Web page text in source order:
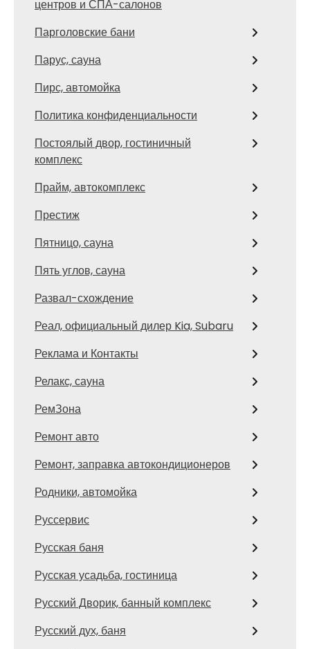
центров и СПА-салонов
Парголовские бани
Парус, сауна
Пирс, автомойка
Политика конфиденциальности
Постоялый двор, гостиничный
комплекс
Прайм, автокомплекс
Престиж
Пятницо, сауна
Пять углов, сауна
Развал-схождение
Реал, официальный дилер Kia, Subaru
Реклама и Контакты
Релакс, сауна
РемЗона
Ремонт авто
Ремонт, заправка автокондиционеров
Родники, автомойка
Руссервис
Русская баня
Русская усадьба, гостиница
Русский Дворик, банный комплекс
Русский дух, баня